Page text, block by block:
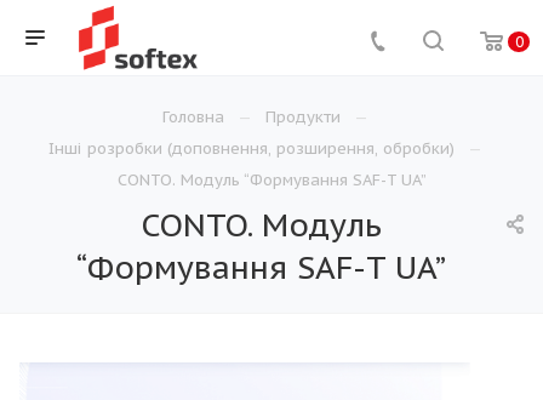
0
Головна
Продукти
Інші розробки (доповнення, розширення, обробки)
CONTO. Модуль “Формування SAF-T UA”
CONTO. Модуль
“Формування SAF-T UA”